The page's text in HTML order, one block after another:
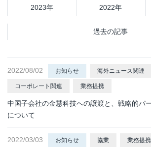
2023年 2022年
過去の記事
2022/08/02 お知らせ 海外ニュース関連
コーポレート関連 業務提携
中国子会社の金慧科技への譲渡と、戦略的パ
について
2022/03/03 お知らせ 協業 業務提携